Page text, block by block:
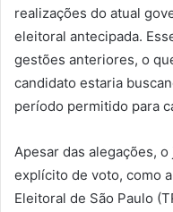
realizações do atual
eleitoral antecipada.
gestões anteriores, o
candidato estaria
período permitido para
Apesar das alegações,
explícito de voto, como
Eleitoral de São Paulo